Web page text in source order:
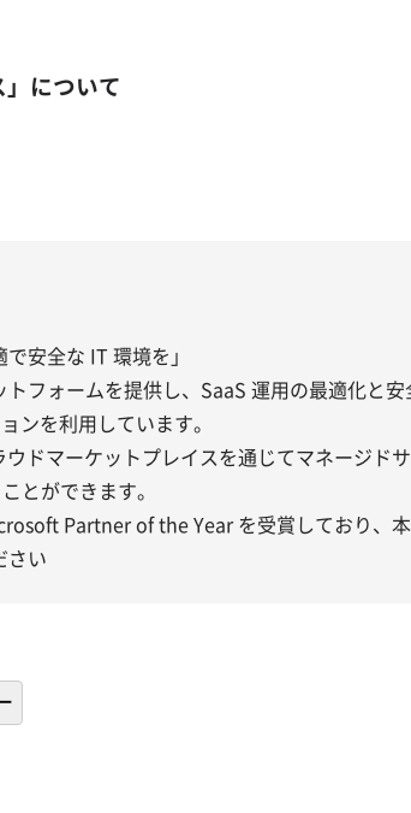
について
安全な IT 環境を」
フォームを提供し、SaaS 運用の最適化と安
ンを利用しています。
ドマーケットプレイスを通じてマネージド
とができます。
Partner of the Year を受賞しており、
さい